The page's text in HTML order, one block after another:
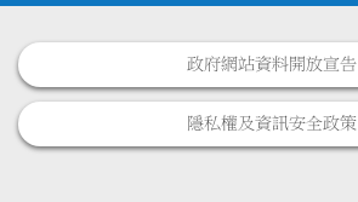
政府網站資料開放宣告
隱私權及資訊安全政策